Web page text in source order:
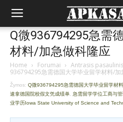
Q微936794295急需
材料/加急做科隆应
Home › Forumai › Antrasis
936794295急需德国大学毕业留学材料/加
Žymos: Q微936794295急需德国大学毕业留学材
速拿德国院校假文凭成绩单 急需留学学位工商与
业学历Iowa State University of Science and